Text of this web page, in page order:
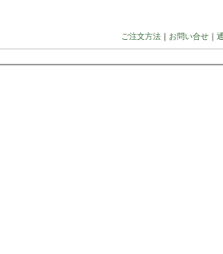
ご注文方法 ｜ お問い合せ ｜